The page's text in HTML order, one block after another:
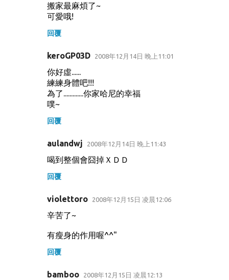
搬家最麻煩了~
可愛哦!
回覆
keroGP03D 2008年12月14日 晚上11:01
你好虛......
練練身體吧!!!
為了.............你家哈尼的幸福
噗~
回覆
aulandwj 2008年12月14日 晚上11:43
喝到整個會囧掉ＸＤＤ
回覆
violettoro 2008年12月15日 凌晨12:06
辛苦了~
有瘦身的作用喔^^"
回覆
bamboo 2008年12月15日 凌晨12:13